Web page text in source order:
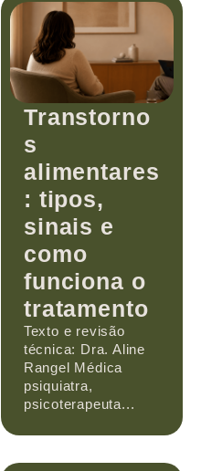
Transtorno
s
alimentares
: tipos,
sinais e
como
funciona o
tratamento
Texto e revisão
técnica: Dra. Aline
Rangel Médica
psiquiatra,
psicoterapeuta...